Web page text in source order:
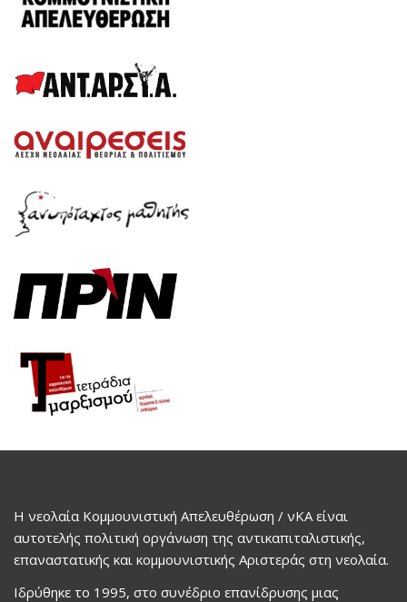
Η νεολαία Κομμουνιστική Απελευθέρωση / νΚΑ είναι
αυτοτελής πολιτική οργάνωση της αντικαπιταλιστικής,
επαναστατικής και κομμουνιστικής Αριστεράς στη νεολαία.
Ιδρύθηκε το 1995, στο συνέδριο επανίδρυσης μιας